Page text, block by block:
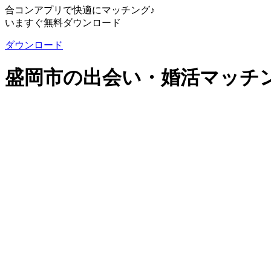
合コンアプリで快適にマッチング♪
いますぐ無料ダウンロード
ダウンロード
盛岡市の出会い・婚活マッチ